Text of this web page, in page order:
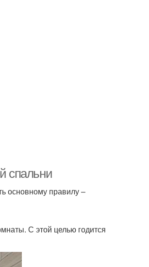
спальни
основному правилу –
С этой целью годится